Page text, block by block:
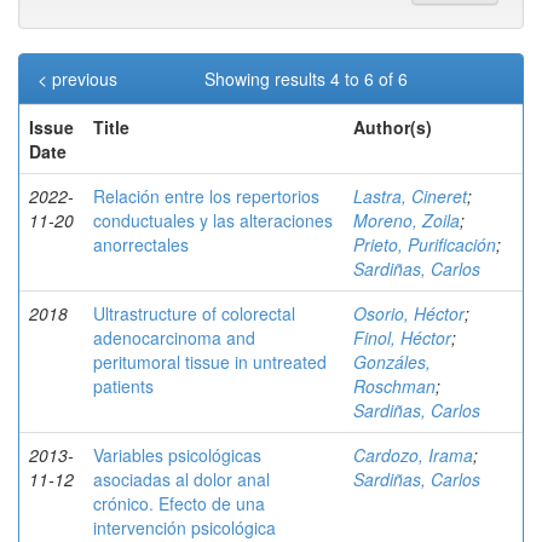
Showing results 4 to 6 of 6
< previous
Issue
Date
Title Author(s)
2022-
11-20
Relación entre los repertorios
conductuales y las alteraciones
anorrectales
Lastra, Cineret;
Moreno, Zoila;
Prieto, Purificación;
Sardiñas, Carlos
2018
Ultrastructure of colorectal
adenocarcinoma and
peritumoral tissue in untreated
patients
Osorio, Héctor;
Finol, Héctor;
Gonzáles,
Roschman;
Sardiñas, Carlos
2013-
11-12
Variables psicológicas
asociadas al dolor anal
crónico. Efecto de una
intervención psicológica
Cardozo, Irama;
Sardiñas, Carlos